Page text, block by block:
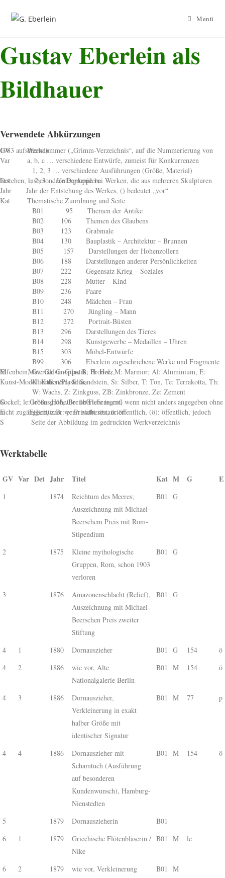
Inhalt
Menü
Gustav Eberlein als
Bildhauer
Verwendete Abkürzungen
GV Werknummer („Grimm-Verzeichnis“, auf die Nummerierung von 1983 aufsetzend)
Var a, b, c … verschiedene Entwürfe, zumeist für Konkurrenzen
1, 2, 3 … verschiedene Ausführungen (Größe, Material)
Det 1, 2, 3 … Untergruppe bei Werken, die aus mehreren Skulpturen bestehen, insbesondere Denkmälern
Jahr Jahr der Entstehung des Werkes, () bedeutet „vor“
Kat Thematische Zuordnung und Seite
B01 95 Themen der Antike
B02 106 Themen des Glaubens
B03 123 Grabmale
B04 130 Bauplastik – Architektur – Brunnen
B05 157 Darstellungen der Hohenzollern
B06 188 Darstellungen anderer Persönlichkeiten
B07 222 Gegensatz Krieg – Soziales
B08 228 Mutter – Kind
B09 236 Paare
B10 248 Mädchen – Frau
B11 270 Jüngling – Mann
B12 272 Portrait-Büsten
B13 296 Darstellungen des Tieres
B14 298 Kunstgewerbe – Medaillen – Uhren
B15 303 Möbel-Entwürfe
B99 306 Eberlein zugeschriebene Werke und Fragmente
M Material: G: Gips, B: Bronze, M: Marmor; Al: Aluminium, E: Elfenbein, Gv: Galvanoplastik, H: Holz,
K: Kalkstein, S: Sandstein, Si: Silber, T: Ton, Te: Terrakotta, Th: Kunst-Modellierthon/Plastilin,
W: Wachs, Z: Zinkguss, ZB: Zinkbronze, Ze: Zement
G Größe: Höhe/Breite/Tiefe in cm, wenn nicht anders angegeben ohne Sockel; le: lebensgroß, üle: überlebensgroß
E Eigentümer: p: Privatbesitz, ö: öffentlich, (ö): öffentlich, jedoch nicht zugänglich, z.B. wenn nicht restauriert
S Seite der Abbildung im gedruckten Werkverzeichnis
Werktabelle
GV Var Det Jahr Titel Kat M G E
1 1874
Reichtum des Meeres;
Auszeichnung mit Michael-
Beerschem Preis mit Rom-
Stipendium
B01 G
2 1875
Kleine mythologische
Gruppen, Rom, schon 1903
verloren
B01 G
3 1876
Amazonenschlacht (Relief),
Auszeichnung mit Michael-
Beerschen Preis zweiter
Stiftung
B01 G
4 1 1880 Dornauszieher B01 G 154
ö
4
2 1886
wie vor, Alte
Nationalgalerie Berlin
B01 M 154 ö
4 3 1886
Dornauszieher,
Verkleinerung in exakt
halber Größe mit
identischer Signatur
B01 M 77 p
4 4 1886
Dornauszieher mit
Schamtuch (Ausführung
auf besonderen
Kundenwunsch), Hamburg-
Nienstedten
B01 M 154 ö
5 1879 Dornauszieherin
B01
6
1 1879
Griechische Flötenbläserin /
Nike
B01 M le
6 2 1879 wie vor, Verkleinerung B01
M